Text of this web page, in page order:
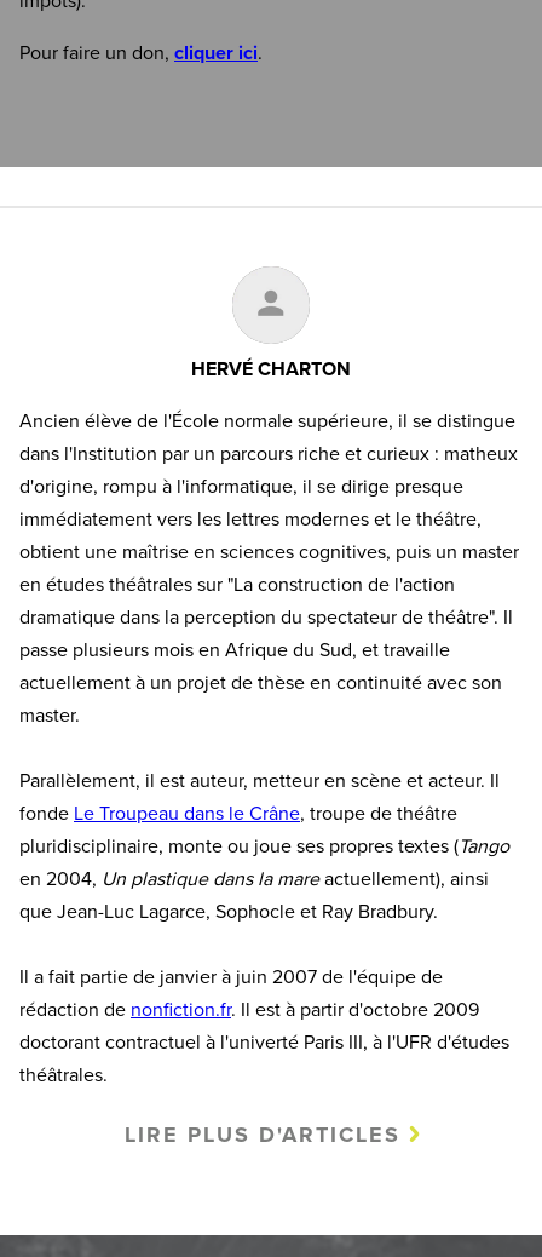
Pour faire un don, cliquer ici.
HERVÉ CHARTON
Ancien élève de l'École normale supérieure, il se distingue
dans l'Institution par un parcours riche et curieux : matheux
d'origine, rompu à l'informatique, il se dirige presque
immédiatement vers les lettres modernes et le théâtre,
obtient une maîtrise en sciences cognitives, puis un master
en études théâtrales sur "La construction de l'action
dramatique dans la perception du spectateur de théâtre". Il
passe plusieurs mois en Afrique du Sud, et travaille
actuellement à un projet de thèse en continuité avec son
master.
Parallèlement, il est auteur, metteur en scène et acteur. Il
fonde Le Troupeau dans le Crâne, troupe de théâtre
pluridisciplinaire, monte ou joue ses propres textes (Tango
en 2004, Un plastique dans la mareactuellement), ainsi
que Jean-Luc Lagarce, Sophocle et Ray Bradbury.
Il a fait partie de janvier à juin 2007 de l'équipe de
rédaction de nonfiction.fr. Il est à partir d'octobre 2009
doctorant contractuel à l'univerté Paris III, à l'UFR d'études
théâtrales.
LIRE PLUS D'ARTICLES